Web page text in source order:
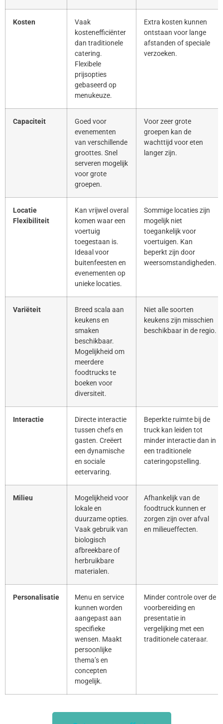
Kosten
Vaak
kostenefficiënter
dan traditionele
catering.
Flexibele
prijsopties
gebaseerd op
menukeuze.
Extra kosten kunnen
ontstaan voor lange
afstanden of speciale
verzoeken.
Capaciteit
Goed voor
evenementen
van verschillende
groottes. Snel
serveren mogelijk
voor grote
groepen.
Voor zeer grote
groepen kan de
wachttijd voor eten
langer zijn.
Locatie
Flexibiliteit
Kan vrijwel overal
komen waar een
voertuig
toegestaan is.
Ideaal voor
buitenfeesten en
evenementen op
unieke locaties.
Sommige locaties zijn
mogelijk niet
toegankelijk voor
voertuigen. Kan
beperkt zijn door
weersomstandigheden.
Variëteit
Breed scala aan
keukens en
smaken
beschikbaar.
Mogelijkheid om
meerdere
foodtrucks te
boeken voor
diversiteit.
Niet alle soorten
keukens zijn misschien
beschikbaar in de regio.
Interactie
Directe interactie
tussen chefs en
gasten. Creëert
een dynamische
en sociale
eetervaring.
Beperkte ruimte bij de
truck kan leiden tot
minder interactie dan in
een traditionele
cateringopstelling.
Milieu
Mogelijkheid voor
lokale en
duurzame opties.
Vaak gebruik van
biologisch
afbreekbare of
herbruikbare
materialen.
Afhankelijk van de
foodtruck kunnen er
zorgen zijn over afval
en milieueffecten.
Personalisatie
Menu en service
kunnen worden
aangepast aan
specifieke
wensen. Maakt
persoonlijke
thema’s en
concepten
mogelijk.
Minder controle over de
voorbereiding en
presentatie in
vergelijking met een
traditionele cateraar.